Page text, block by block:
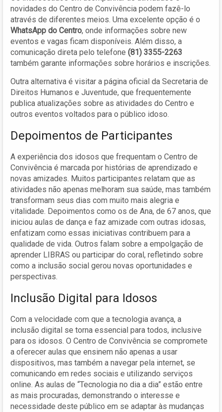
novidades do Centro de Convivência podem fazê-lo
através de diferentes meios. Uma excelente opção é o
WhatsApp do Centro, onde informações sobre new
eventos e vagas ficam disponíveis. Além disso, a
comunicação direta pelo telefone (81) 3355-2263
também garante informações sobre horários e inscrições.
Outra alternativa é visitar a página oficial da Secretaria de
Direitos Humanos e Juventude, que frequentemente
publica atualizações sobre as atividades do Centro e
outros eventos voltados para o público idoso.
Depoimentos de Participantes
A experiência dos idosos que frequentam o Centro de
Convivência é marcada por histórias de aprendizado e
novas amizades. Muitos participantes relatam que as
atividades não apenas melhoram sua saúde, mas também
transformam seus dias com muito mais alegria e
vitalidade. Depoimentos como os de Ana, de 67 anos, que
iniciou aulas de dança e faz amizade com outras idosas,
enfatizam como essas iniciativas contribuem para a
qualidade de vida. Outros falam sobre a empolgação de
aprender LIBRAS ou participar do coral, refletindo sobre
como a inclusão social gerou novas oportunidades e
perspectivas.
Inclusão Digital para Idosos
Com a velocidade com que a tecnologia avança, a
inclusão digital se torna essencial para todos, inclusive
para os idosos. O Centro de Convivência se compromete
a oferecer aulas que ensinem não apenas a usar
dispositivos, mas também a navegar pela internet, se
comunicando em redes sociais e utilizando serviços
online. As aulas de “Tecnologia no dia a dia” estão entre
as mais procuradas, demonstrando o interesse e
necessidade deste público em se adaptar às mudanças